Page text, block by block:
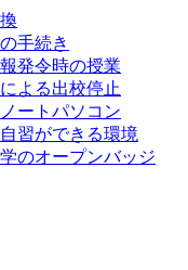
手続き
発令時の授業
よる出校停止
ートパソコン
習ができる環境
のオープンバッジ